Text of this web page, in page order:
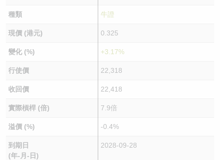
種類 牛證
現價 (港元) 0.325
變化 (%) +3.17%
行使價 22,318
收回價 22,418
實際槓桿 (倍) 7.9倍
溢價 (%) -0.4%
到期日
(年-月-日)
2028-09-28